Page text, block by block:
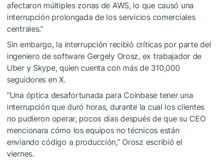
afectaron múltiples zonas de AWS, lo que causó una
interrupción prolongada de los servicios comerciales
centrales.”
Sin embargo, la interrupción recibió críticas por parte del
ingeniero de software Gergely Orosz, ex trabajador de
Uber y Skype, quien cuenta con más de 310,000
seguidores en X.
“Una óptica desafortunada para Coinbase tener una
interrupción que duró horas, durante la cual los clientes
no pudieron operar, pocos días después de que su CEO
mencionara cómo los equipos no técnicos están
enviando código a producción,” Orosz escribió el
viernes.